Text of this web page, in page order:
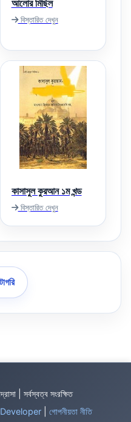
আলোর মিছিল
বিস্তারিত দেখুন
কাসাসুল কুরআন ১ম খন্ড
বিস্তারিত দেখুন
| সর্বস্বত্ব সংরক্ষিত
গোপনীয়তা নীতি